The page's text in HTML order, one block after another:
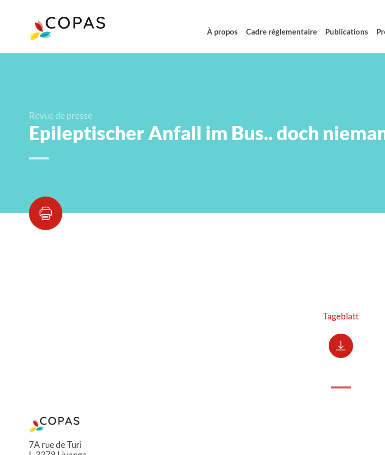
À propos Cadre réglementaire Publications
Revue de presse
Epileptischer Anfall im Bus.. doch
Tageblatt
7A rue de Turi